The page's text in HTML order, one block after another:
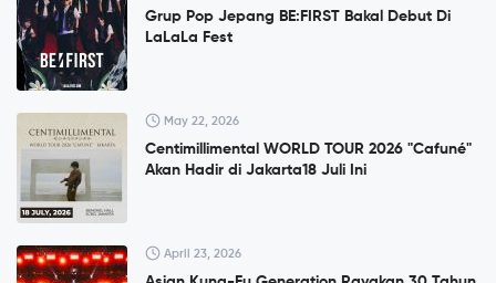
Grup Pop Jepang BE:FIRST Bakal Debut Di
LaLaLa Fest
May 22, 2026
Centimillimental WORLD TOUR 2026 "Cafuné"
Akan Hadir di Jakarta18 Juli Ini
April 23, 2026